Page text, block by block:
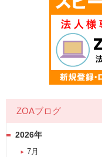
ZOAブログ
2026年
7月